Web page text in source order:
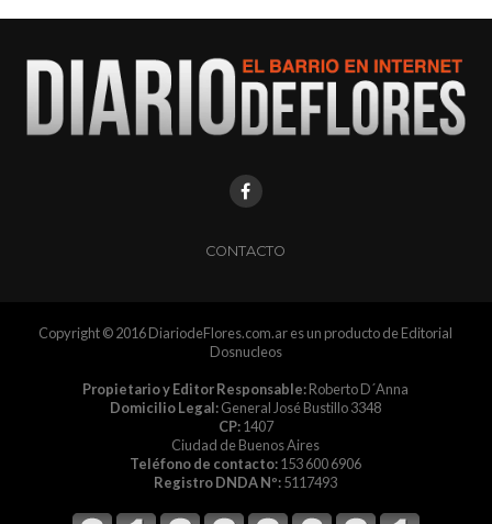
CONTACTO
Copyright © 2016 DiariodeFlores.com.ar es un producto de Editorial
Dosnucleos
Propietario y Editor Responsable:Roberto D´Anna
Domicilio Legal:General José Bustillo 3348
CP:1407
Ciudad de Buenos Aires
Teléfono de contacto:153 600 6906
Registro DNDA Nº:5117493